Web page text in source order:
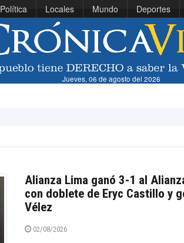
Política Locales Mundo Deportes
Jueves, 06 de agosto del 2026
El Ejército
Alianza Lima ganó 3-1 al
con doblete de Eryc Castillo y
Vélez
02/08/2026